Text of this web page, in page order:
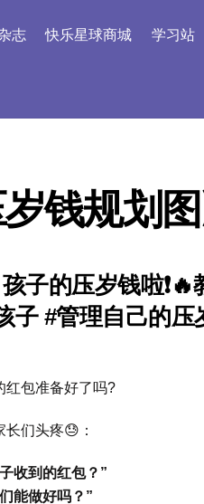
志 快乐星球商城 学习站
钱规划
子的压岁钱啦
子 #管理自己的
红包准备好了吗?
们头疼😓：
收到的红包？”
能做好吗？”